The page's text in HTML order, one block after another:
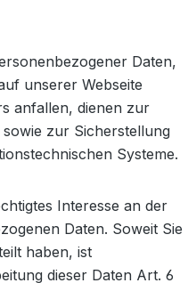
Daten,
unserer Webseite
anfallen, dienen zur
zur Sicherstellung
Systeme.
Interesse an der
Daten. Soweit Sie
haben, ist
dieser Daten Art. 6